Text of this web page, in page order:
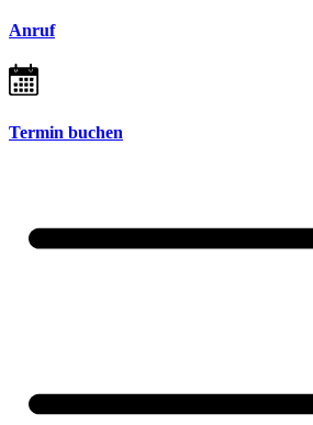
Anruf
Termin buchen